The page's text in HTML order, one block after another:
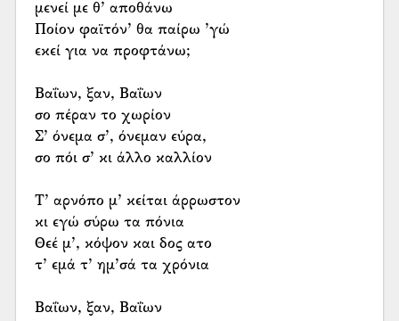
μενεί με θ’ αποθάνω
Ποίον φαϊτόν’ θα παίρω ’γώ
εκεί για να προφτάνω;
Βαΐων, ξαν, Βαΐων
σο πέραν το χωρίον
Σ’ όνεμα σ’, όνεμαν εύρα,
σο πόι σ’ κι άλλο καλλίον
Τ’ αρνόπο μ’ κείται άρρωστον
κι εγώ σύρω τα πόνια
Θεέ μ’, κόψον και δος ατο
τ’ εμά τ’ ημ’σά τα χρόνια
Βαΐων, ξαν, Βαΐων